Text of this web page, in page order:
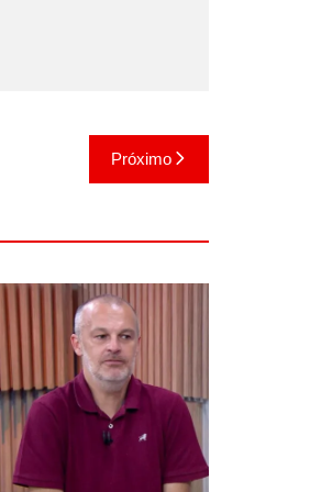
Próximo